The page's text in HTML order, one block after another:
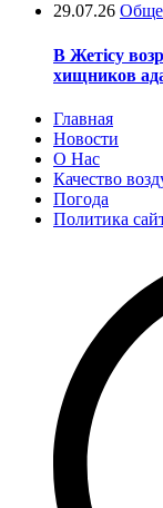
29.07.26
В Жетісу
хищников
Главная
Новости
О Нас
Качество
Погода
Политика